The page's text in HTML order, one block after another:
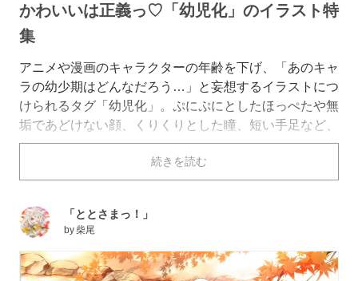
かわいいは正義っ♡「幼児化」のイラスト特
集
アニメや漫画のキャラクターの年齢を下げ、「あのキャ
ラの幼少期はどんなだろう…」と妄想するイラストにつ
けられるタグ「幼児化」。ぷにぷにとしたほっぺたや無
垢であどけない顔、くりくりとした瞳、短い手足など、
いつもはしっかりとしたキャラクターの子供らしい姿
は、思わず抱きしめたくなってしまうほど庇護欲をかき
たてられますよね。
ではご覧ください！
続きを読む
「ととさまっ！」
by柴尾